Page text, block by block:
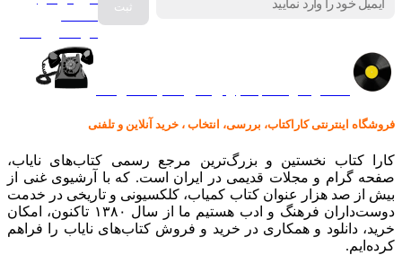
فروشگاه اینترنتی کاراکتاب، بررسی، انتخاب ، خرید آنلاین و تلفنی
کارا کتاب نخستین و بزرگ‌ترین مرجع رسمی کتاب‌های نایاب،
صفحه گرام و مجلات قدیمی در ایران است. که با آرشیوی غنی از
بیش از صد هزار عنوان کتاب کمیاب، کلکسیونی و تاریخی در خدمت
دوست‌داران فرهنگ و ادب هستیم ما از سال ۱۳۸۰ تاکنون، امکان
خرید، دانلود و همکاری در خرید و فروش کتاب‌های نایاب را فراهم
کرده‌ایم.